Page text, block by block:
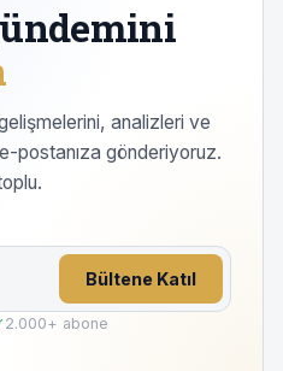
analizleri ve
postanıza gönderiyoruz.
Bültene Katıl
2.000+ abone